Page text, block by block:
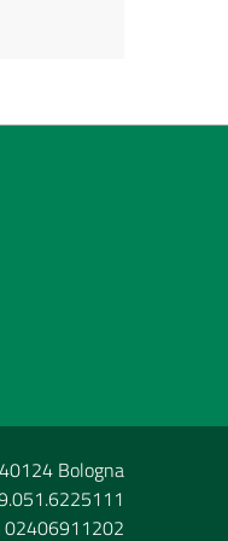
Bologna
02406911202